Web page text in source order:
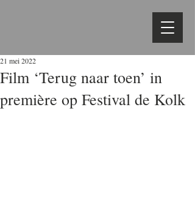
Film ‘Terug naar toen’ in
première op Festival de Kolk
21 mei 2022